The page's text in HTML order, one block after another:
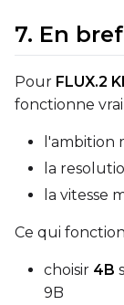
7. En bref
Pour FLUX.2
fonctionne
l'ambition
la
la vitesse
Ce qui
choisir 4B
9B